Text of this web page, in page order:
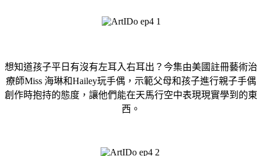
想知道孩子平日有沒有左耳入右耳出？今集由美國註冊藝術治
療師Miss 海琳和Hailey玩手偶，示範父母和孩子進行親子手偶
創作時抱持的態度，讓他們能在天馬行空中表現現實學到的東
西。